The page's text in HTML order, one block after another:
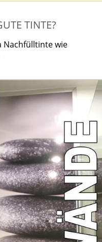
TINTE?
Nachfülltinte wie